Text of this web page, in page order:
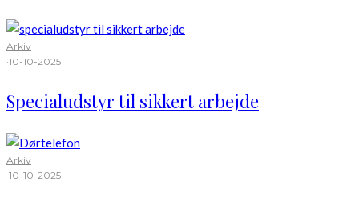
Arkiv
·10-10-2025
Specialudstyr til sikkert arbejde
Arkiv
·10-10-2025